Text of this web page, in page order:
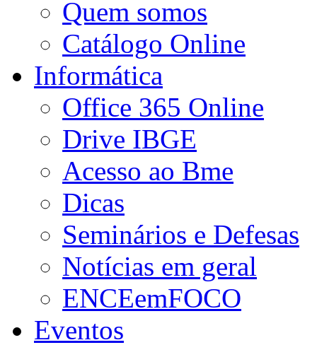
Quem somos
Catálogo Online
Informática
Office 365 Online
Drive IBGE
Acesso ao Bme
Dicas
Seminários e Defesas
Notícias em geral
ENCEemFOCO
Eventos